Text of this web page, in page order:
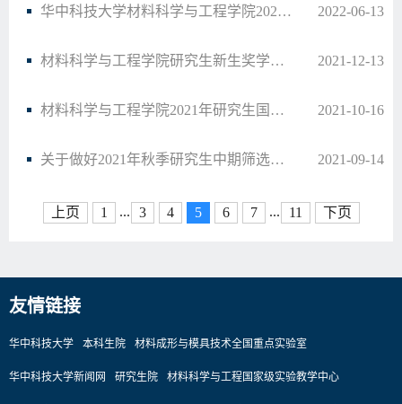
华中科技大学材料科学与工程学院2022年线上“全国优秀大学生夏令营”活动通知 2022-06-13
材料科学与工程学院研究生新生奖学金推荐名单公示 2021-12-13
材料科学与工程学院2021年研究生国家奖学金答辩工作安排 2021-10-16
关于做好2021年秋季研究生中期筛选工作的通知 2021-09-14
上页 1 ... 3 4 5 6 7 ... 11 下页
友情链接
华中科技大学 本科生院 材料成形与模具技术全国重点实验室
华中科技大学新闻网 研究生院 材料科学与工程国家级实验教学中心